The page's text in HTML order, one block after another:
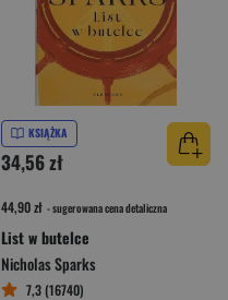
KSIĄŻKA
34,56 zł
44,90 zł - sugerowana cena detaliczna
List w butelce
Nicholas Sparks
7,3 (16740)